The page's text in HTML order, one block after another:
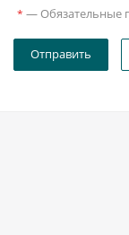
* — Обязательные
Отправить